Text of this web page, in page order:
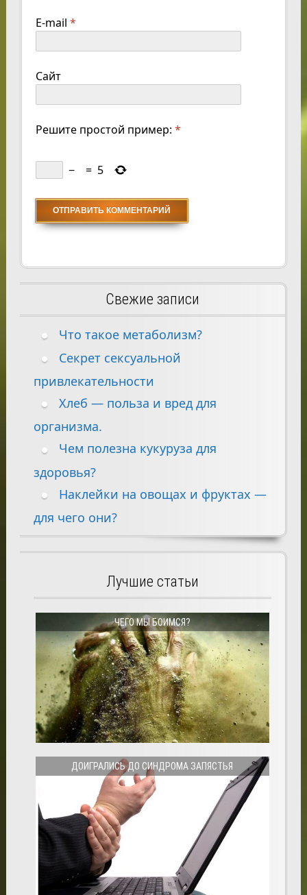
E-mail *
Сайт
Решите простой пример: *
− = 5
Свежие записи
Что такое метаболизм?
Секрет сексуальной
привлекательности
Хлеб — польза и вред для
организма.
Чем полезна кукуруза для
здоровья?
Наклейки на овощах и фруктах —
для чего они?
Лучшие статьи
ЧЕГО МЫ БОИМСЯ?
ДОИГРАЛИСЬ ДО СИНДРОМА ЗАПЯСТЬЯ